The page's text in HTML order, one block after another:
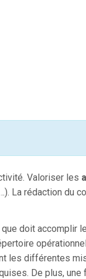
Valoriser les
La rédaction du
que doit accomplir
les différentes
De plus,